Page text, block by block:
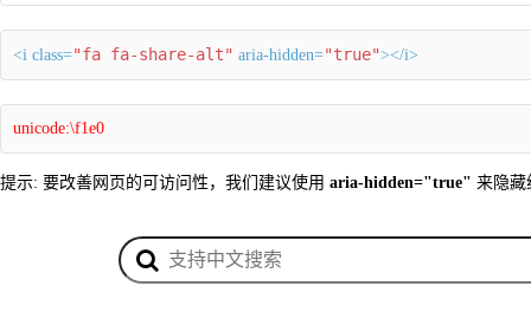
<i class="fa fa-share-alt" aria-hidden="true"></i>
unicode:\f1e0
提示: 要改善网页的可访问性，我们建议使用 aria-hidden="true" 来隐藏